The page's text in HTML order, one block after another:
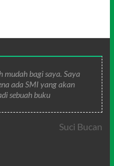
mudah bagi saya. Saya
ada SMI yang akan
sebuah buku
Suci Bucan